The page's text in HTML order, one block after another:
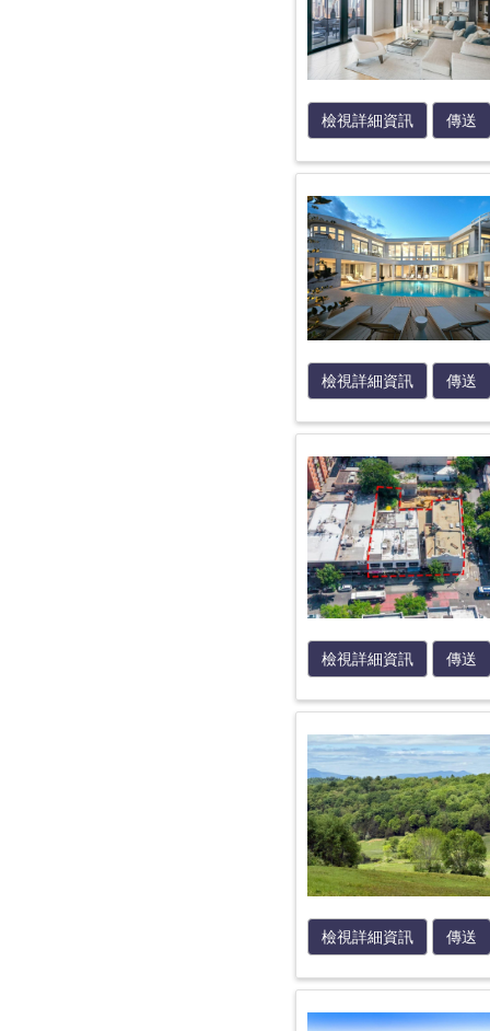
檢視詳細資訊 傳送
檢視詳細資訊 傳送
檢視詳細資訊 傳送
檢視詳細資訊 傳送